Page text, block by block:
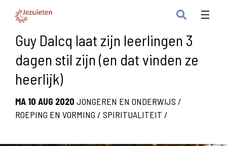
Guy Dalcq laat zijn leerlingen 3
dagen stil zijn (en dat vinden ze
heerlijk)
MA 10 AUG 2020 JONGEREN EN ONDERWIJS /
ROEPING EN VORMING / SPIRITUALITEIT /